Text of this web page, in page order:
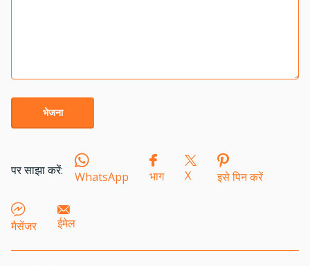
भेजना
पर साझा करें: WhatsApp भाग X इसे पिन करें
मैसेंजर ईमेल